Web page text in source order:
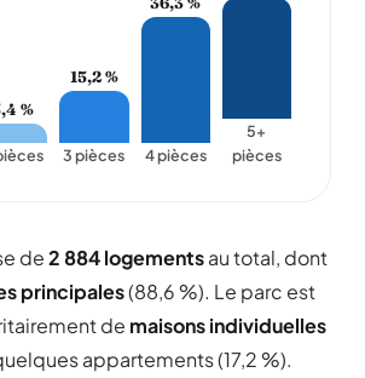
%
15,2 %
3 pièces 4 pièces
5+
pièces
de2 884 logementsau total, dont
principales(88,6 %). Le parc est
de maisons individuelles
appartements (17,2 %).